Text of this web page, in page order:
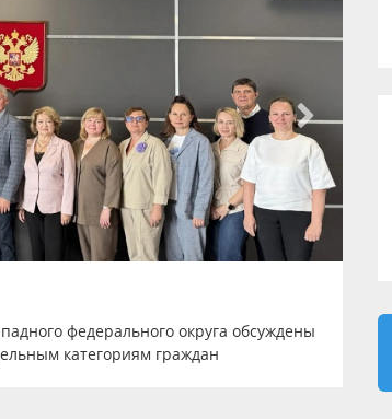
федерального округа обсуждены
категориям граждан